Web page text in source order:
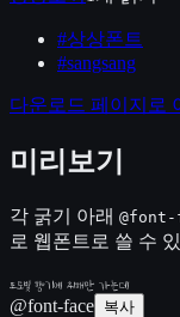
#상상폰트
#sangsang
다운로드 페이지로
미리보기
각 굵기 아래
로 웹폰트로 쓸 수
포도빛 향기에 취해만 가는데
@font-face 복사